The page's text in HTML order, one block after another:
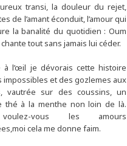
transi, la douleur du rejet,
de l’amant éconduit, l’amour qui
la banalité du quotidien : Oum
tout sans jamais lui céder.
à l’œil je dévorais cette histoire
impossibles et des gozlemes aux
vautrée sur des coussins, un
thé à la menthe non loin de là.
vous les amours
cela me donne faim.